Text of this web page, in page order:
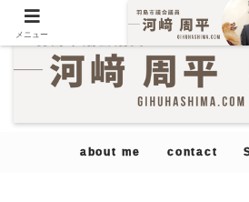
about me contact
メニュー